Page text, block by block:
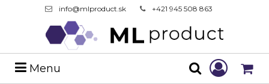
info@mlproduct.sk +421 945 508 863
Menu